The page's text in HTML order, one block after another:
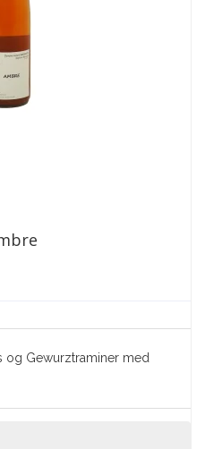
og Gewurztraminer med